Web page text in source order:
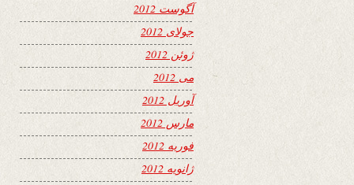
آگوست 2012
جولای 2012
ژوئن 2012
می 2012
آوریل 2012
مارس 2012
فوریه 2012
ژانویه 2012